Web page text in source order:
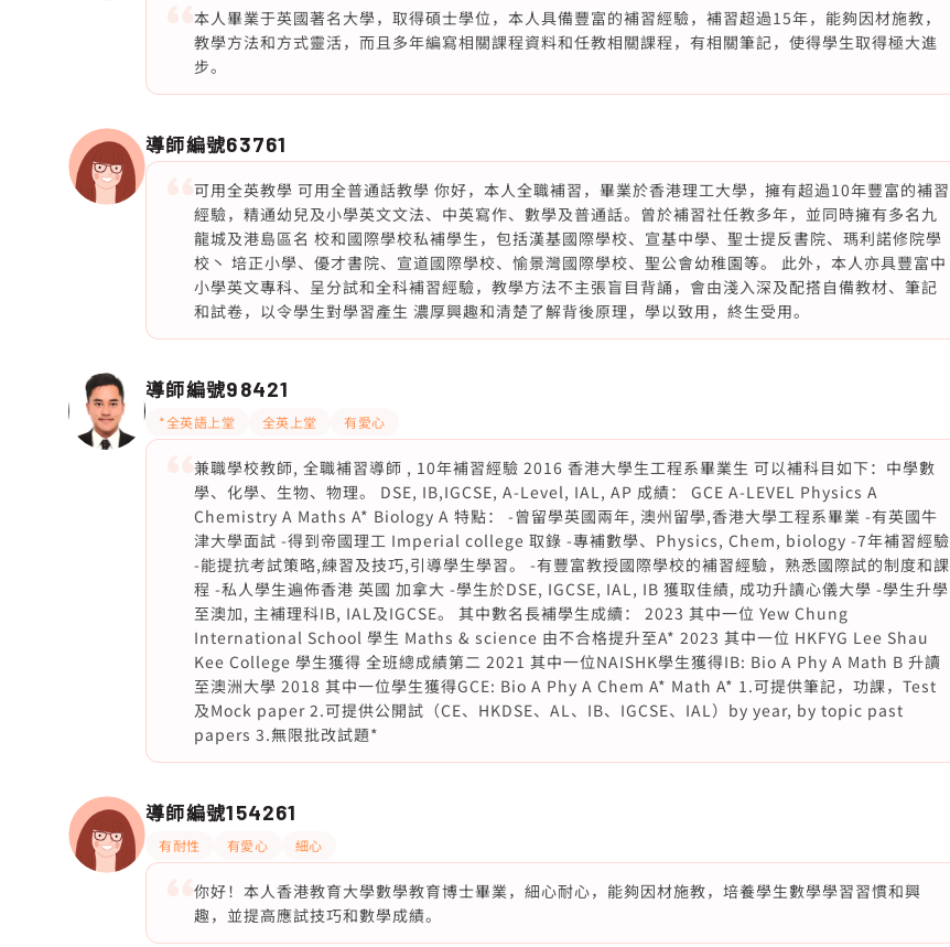
本人畢業于英國著名大學，取得碩士學位，本人具備豐富的補習經驗，補習超過15年，能夠因材施教，
教學方法和方式靈活，而且多年編寫相關課程資料和任教相關課程，有相關筆記，使得學生取得極大進
步。
導師編號63761
可用全英教學 可用全普通話教學 你好，本人全職補習，畢業於香港理工大學，擁有超過10年豐富的補習
經驗，精通幼兒及小學英文文法、中英寫作、數學及普通話。曾於補習社任教多年，並同時擁有多名九
龍城及港島區名 校和國際學校私補學生，包括漢基國際學校、宣基中學、聖士提反書院、瑪利諾修院學
校丶 培正小學、優才書院、宣道國際學校、愉景灣國際學校、聖公會幼稚園等。 此外，本人亦具豐富中
小學英文專科、呈分試和全科補習經驗，教學方法不主張盲目背誦，會由淺入深及配搭自備教材、筆記
和試卷，以令學生對學習產生 濃厚興趣和清楚了解背後原理，學以致用，終生受用。
導師編號98421
*全英語上堂 全英上堂 有愛心
兼職學校教師, 全職補習導師 , 10年補習經驗 2016 香港大學生工程系畢業生 可以補科目如下：中學數
學、化學、生物、物理。 DSE, IB,IGCSE, A-Level, IAL, AP 成績： GCE A-LEVEL Physics A
Chemistry A Maths A* Biology A 特點： -曾留學英國兩年, 澳州留學,香港大學工程系畢業 -有英國牛
津大學面試 -得到帝國理工 Imperial college 取錄 -專補數學、Physics, Chem, biology -7年補習經驗
-能提抗考試策略,練習及技巧,引導學生學習。 -有豐富教授國際學校的補習經驗，熟悉國際試的制度和課
程 -私人學生遍佈香港 英國 加拿大 -學生於DSE, IGCSE, IAL, IB 獲取佳績, 成功升讀心儀大學 -學生升學
至澳加, 主補理科IB, IAL及IGCSE。 其中數名長補學生成續： 2023 其中一位 Yew Chung
International School 學生 Maths & science 由不合格提升至A* 2023 其中一位 HKFYG Lee Shau
Kee College 學生獲得 全班總成績第二 2021 其中一位NAISHK學生獲得IB: Bio A Phy A Math B 升讀
至澳洲大學 2018 其中一位學生獲得GCE: Bio A Phy A Chem A* Math A* 1.可提供筆記，功課，Test
及Mock paper 2.可提供公開試（CE、HKDSE、AL、IB、IGCSE、IAL）by year, by topic past
papers 3.無限批改試題*
導師編號154261
有耐性 有愛心 細心
你好！本人香港教育大學數學教育博士畢業，細心耐心，能夠因材施教，培養學生數學學習習慣和興
趣，並提高應試技巧和數學成績。